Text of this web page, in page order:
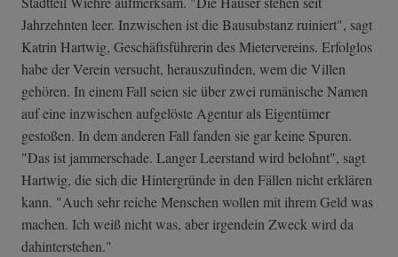
Jahrzehnten leer. Inzwischen ist die Bausubstanz ruiniert", sagt
Katrin Hartwig, Geschäftsführerin des Mietervereins. Erfolglos
habe der Verein versucht, herauszufinden, wem die Villen
gehören. In einem Fall seien sie über zwei rumänische Namen
auf eine inzwischen aufgelöste Agentur als Eigentümer
gestoßen. In dem anderen Fall fanden sie gar keine Spuren.
"Das ist jammerschade. Langer Leerstand wird belohnt", sagt
Hartwig, die sich die Hintergründe in den Fällen nicht erklären
kann. "Auch sehr reiche Menschen wollen mit ihrem Geld was
machen. Ich weiß nicht was, aber irgendein Zweck wird da
dahinterstehen."